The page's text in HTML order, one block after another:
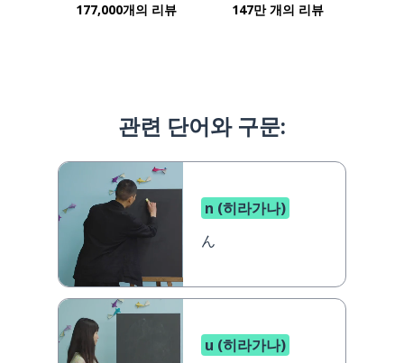
177,000개의 리뷰 147만 개의 리뷰
관련 단어와 구문:
n (히라가나)
ん
u (히라가나)